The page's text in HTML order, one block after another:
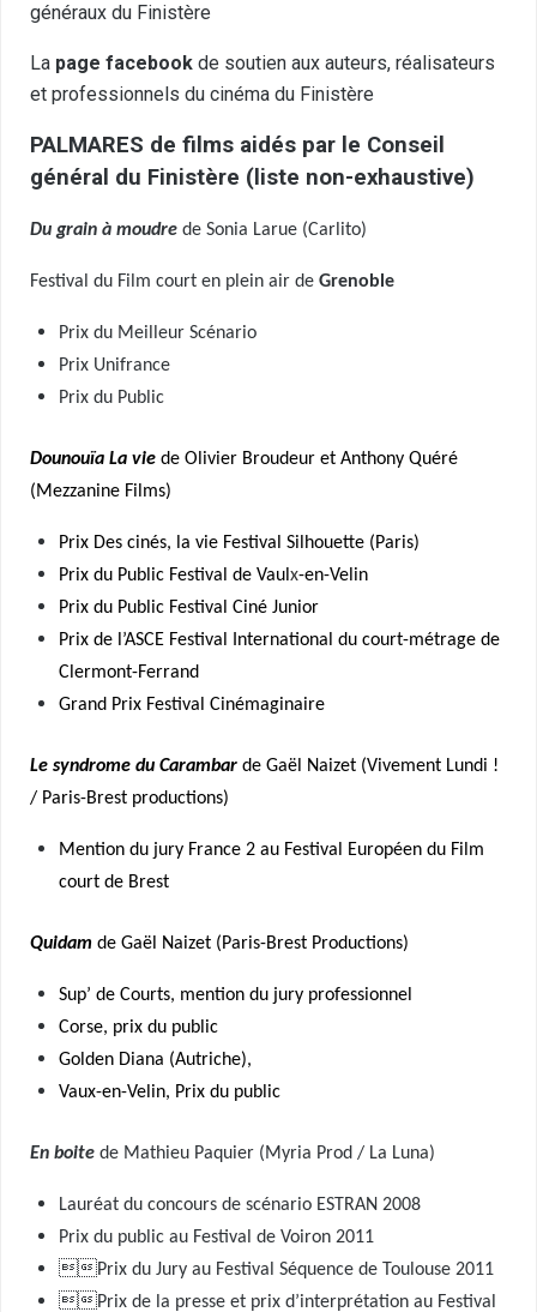
généraux du Finistère
La page facebook de soutien aux auteurs, réalisateurs
et professionnels du cinéma du Finistère
PALMARES de films aidés par le Conseil
général du Finistère (liste non-exhaustive)
Du grain à moudre de Sonia Larue (Carlito)
Festival du Film court en plein air de Grenoble
Prix du Meilleur Scénario
Prix Unifrance
Prix du Public
Dounouïa La vie de Olivier Broudeur et Anthony Quéré
(Mezzanine Films)
Prix Des cinés, la vie Festival Silhouette (Paris)
Prix du Public Festival de Vaul x-en-Velin
Prix du Public Festival Ciné Junior
Prix de l’ASCE Festival International du court-métrage de
Clermont-Ferrand
Grand Prix Festival Cinémaginaire
Le syndrome du Carambar de Gaël Naizet (Vivement Lundi !
/ Paris-Brest productions)
Mention du jury France 2 au Festival Européen du Film
court de Brest
Quidam de Gaël Naizet (Paris-Brest Productions)
Sup’ de Courts, mention du jury professionnel
Corse, prix du public
Golden Diana (Autriche),
Vaux-en-Velin, Prix du public
En boite de Mathieu Paquier (Myria Prod / La Luna)
Lauréat du concours de scénario ESTRAN 2008
Prix du public au Festival de Voiron 2011
Prix du Jury au Festival Séquence de Toulouse 2011
Prix de la presse et prix d’interprétation au Festival